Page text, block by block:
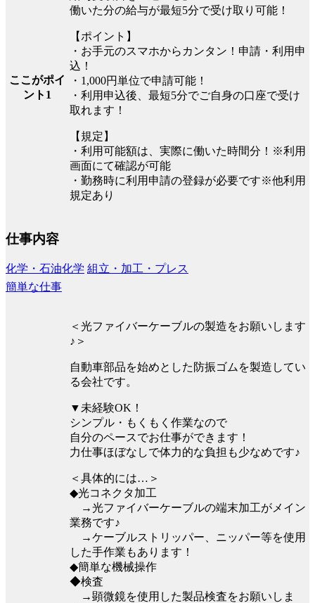
ここがポイ
ント1
働いた分の給与が最短5分で受け取り可能！
【ポイント】
・お手元のスマホからカンタン！申請・利用申
込！
・1,000円単位で申請可能！
・利用申込後、最短5分でご自身の口座で受け
取れます！
【規定】
・利用可能額は、実際に働いた時間分！※利用
画面にて確認が可能
・勤務時に利用申請の登録が必要です※他利用
規定あり
仕事内容
化学・石油化学 組立・加工・プレス
簡単な仕事
＜光ファイバーケーブルの製造をお願いします
♪＞
自動車部品を始めとした防振ゴムを製造してい
る会社です。
▼未経験OK！
シンプル・もくもく作業なので
自分のペースでお仕事ができます！
力仕事ほぼなしで体力的な負担も少なめです♪
＜具体的には…＞
◆光コネクタ加工
→光ファイバーケーブルの端末加工がメイン
業務です♪
→ケーブルストリッパー、ニッパー等を使用
した手作業もあります！
◆簡単な機械操作
◆検査
→顕微鏡を使用した製品検査をお願いしま